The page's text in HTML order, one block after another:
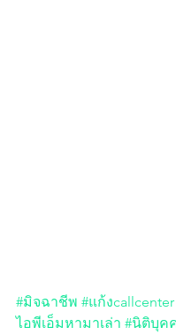
#มิจฉาชีพ #แก้งcallcenter
ไอพีเอ็มหามาเล่า #นิติบุค